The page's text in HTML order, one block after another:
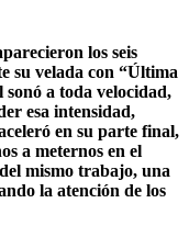
los seis
su velada con “Última
a toda velocidad,
esa intensidad,
en su parte final,
a meternos en el
mismo trabajo, una
la atención de los